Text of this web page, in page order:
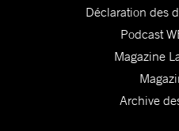
Déclaration des
Podcast
Magazine
Archive